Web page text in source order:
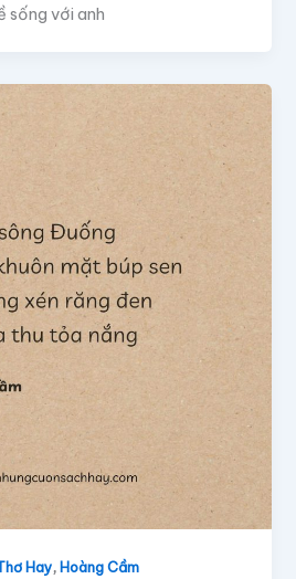
sống với anh
Hay,Hoàng Cầm